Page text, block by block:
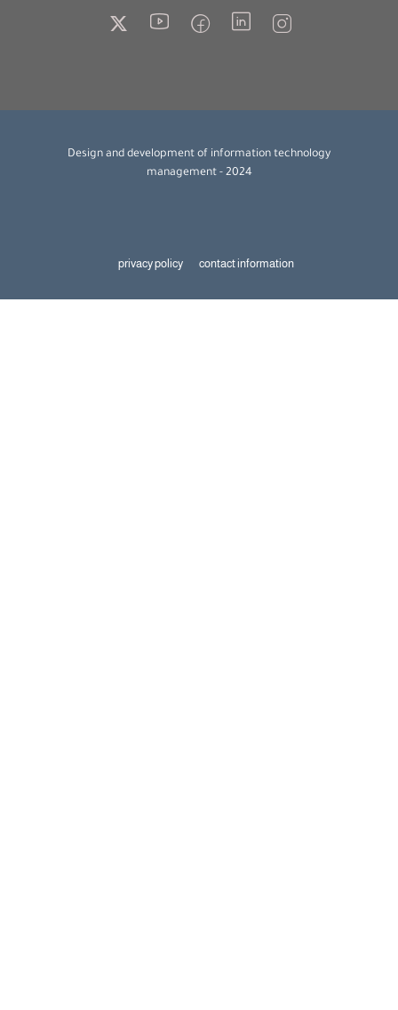
Design and development of information technology
management - 2024
privacy policy contact information